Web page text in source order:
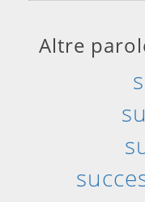
Altre